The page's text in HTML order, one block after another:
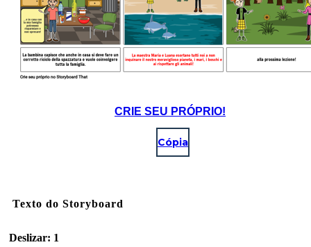
CRIE SEU PRÓPRIO!
Cópia
Texto do Storyboard
Deslizar: 1